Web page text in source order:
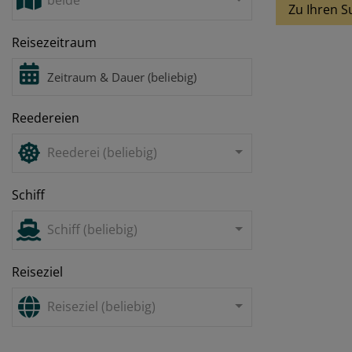
Reisezeitraum
Reedereien
Reederei (beliebig)
Schiff
Schiff (beliebig)
Reiseziel
Reiseziel (beliebig)
Zu Ihren